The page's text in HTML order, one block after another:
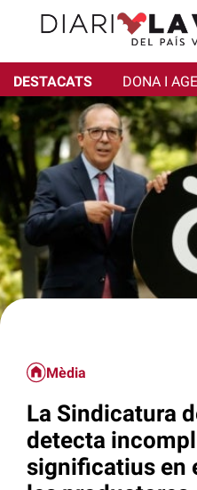
DESTACATS DONA I
Mèdia
La Sindicatura
detecta
significatius en